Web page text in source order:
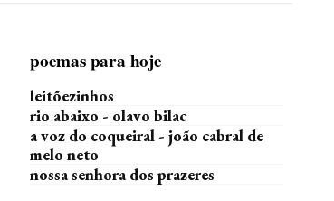
poemas para hoje
leitõezinhos
rio abaixo - olavo bilac
a voz do coqueiral - joão cabral de
melo neto
nossa senhora dos prazeres